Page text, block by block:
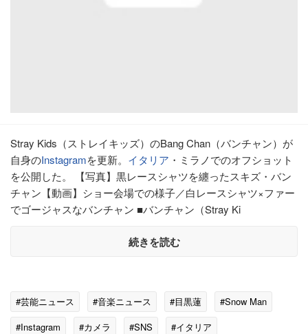
Stray Kids（ストレイキッズ）のBang Chan（バンチャン）が
自身のInstagramを更新。 イタリア ・ミラノでのオフショット
を公開した。 【写真】黒レースシャツを纏ったスキズ・バン
チャン【動画】ショー会場での様子／白レースシャツ×ファー
でゴージャスなバンチャン ■バンチャン（Stray Ki
続きを読む
#芸能ニュース #音楽ニュース #目黒蓮
#Snow Man
#Instagram
#カメラ #SNS #イタリア